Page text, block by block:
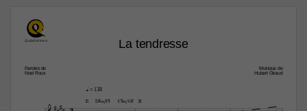
La tendresse
Paroles de
Noel Roux
Musique de
Hubert Giraud
E D©‹/F© C©‹/G© B
q = 138
